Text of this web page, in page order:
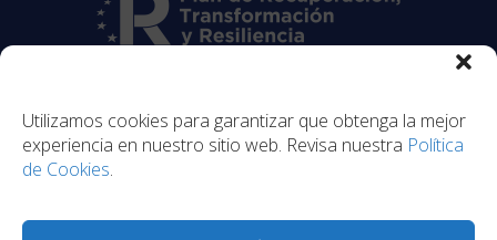
Utilizamos cookies para garantizar que obtenga la mejor
experiencia en nuestro sitio web. Revisa nuestra Política
de Cookies.